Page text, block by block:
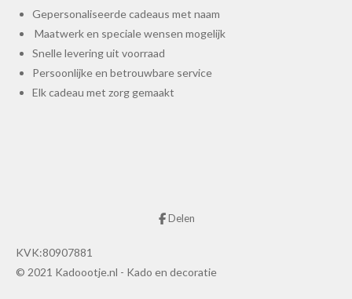
Gepersonaliseerde cadeaus met naam
Maatwerk en speciale wensen mogelijk
Snelle levering uit voorraad
Persoonlijke en betrouwbare service
Elk cadeau met zorg gemaakt
Delen
KVK:80907881
© 2021 Kadoootje.nl - Kado en decoratie